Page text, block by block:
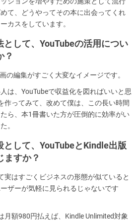
て、どうやってその本に出会ってくれ
カスをしています。
として、YouTubeの活用につい
？
の編集がすごく大変なイメージです。
は、YouTubeで収益化を図ればいいと思
作ってみて、改めて僕は、この長い時間
ら、本1冊書いた方が圧倒的に効率がい
。
として、YouTubeとKindle出版
ますか？
実はすごくビジネスの形態が似ていると
ザーが気軽に見られるじゃないです
月額980円払えば、Kindle Unlimited対象